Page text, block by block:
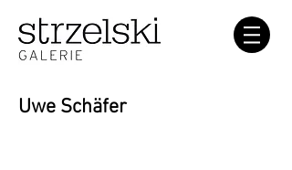
Uwe Schäfer